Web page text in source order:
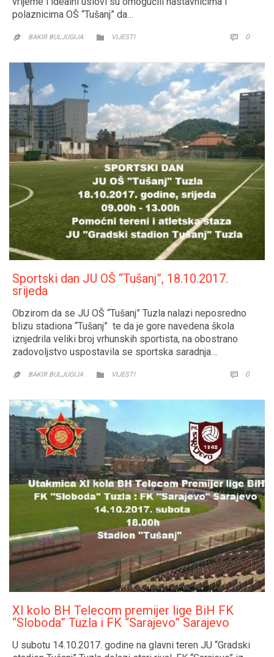
polaznicima OŠ “Tušanj” da…
 BAKIR BULJUGIJA  CATEGORY
VIJESTI  0
Sportski dan JU OŠ “Tušanj”, 18.10.2017.
srijeda
Obzirom da se JU OŠ “Tušanj” Tuzla nalazi neposredno
blizu stadiona “Tušanj” te da je gore navedena škola
iznjedrila veliki broj vrhunskih sportista, na obostrano
zadovoljstvo uspostavila se sportska saradnja…
 BAKIR BULJUGIJA  CATEGORY
VIJESTI  0
XI kolo BH Telecom premijer lige BiH FK
“Sloboda” Tuzla i FK “Sarajevo” Sarajevo
U subotu 14.10.2017. godine na glavni teren JU “Gradski